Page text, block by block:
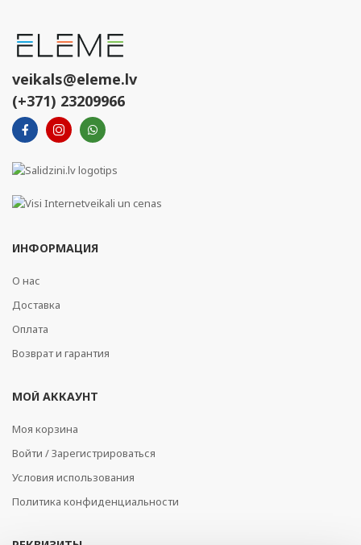
veikals@eleme.lv
(+371) 23209966
ИНФОРМАЦИЯ
О нас
Доставка
Оплата
Возврат и гарантия
МОЙ АККАУНТ
Моя корзина
Войти / Зарегистрироваться
Условия использования
Политика конфиденциальности